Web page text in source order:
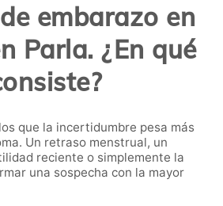
embarazo en
Parla. ¿En qué
que la incertidumbre pesa más
Un retraso menstrual, un
reciente o simplemente la
una sospecha con la mayor